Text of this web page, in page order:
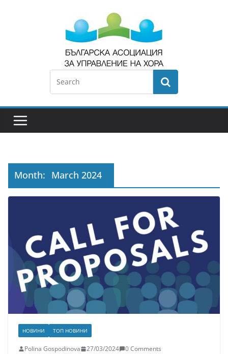
Month: March 2024
НОВИНИ ТОП НОВИНИ
Polina Gospodinova 27/03/2024 0 Comments